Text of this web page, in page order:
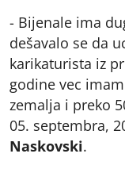
- Bijenale ima
dešavalo se da
karikaturista iz
godine vec
zemalja i preko
05. septembra,
Naskovski.